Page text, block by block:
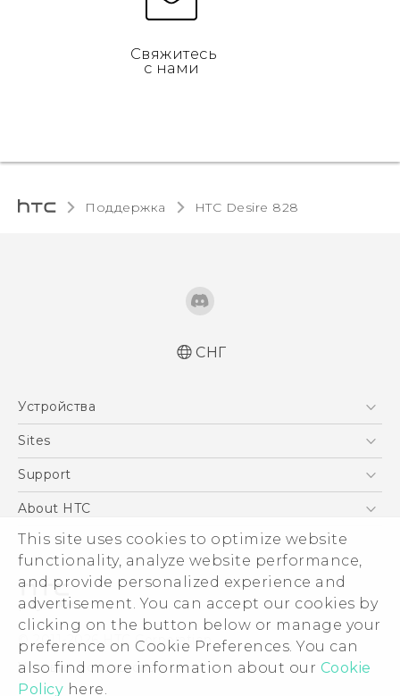
This site uses cookies to optimize website
functionality, analyze website performance,
and provide personalized experience and
advertisement. You can accept our cookies by
clicking on the button below or manage your
preference on Cookie Preferences. You can
also find more information about our Cookie
Policy here.
Свяжитесь
с нами
Поддержка HTC Desire 828‎
Русский - Руководство пользователя
соответствию стандартам
Қазақ - жұмысты бастау нұсқаулығы
ақпараты
СНГ
Устройства
5G
EXODUS
VIVE
Sites
HTC Dev
Support
ПОДДЕРЖКА
About HTC
ESG
Инвестирование
Политика конфиденциальности
Безопасность продуктов
Вакансии
Security and Privacy Whitepaper
© 2011-2026 HTC Corporation
Условия использования.